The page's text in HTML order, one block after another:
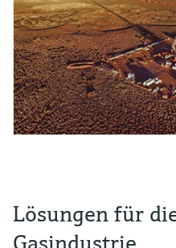
Lösungen für